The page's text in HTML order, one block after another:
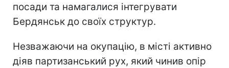
посади та намагалися інтегрувати
Бердянськ до своїх структур.
Незважаючи на окупацію, в місті активно
діяв партизанський рух, який чинив опір